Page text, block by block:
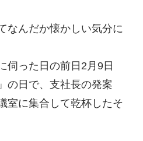
なんだか懐かしい気分に
伺った日の前日2月9日
の日で、支社長の発案
室に集合して乾杯したそ